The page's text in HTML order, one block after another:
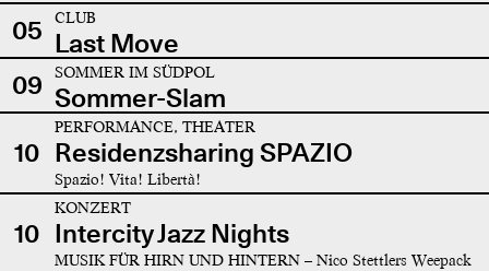
05 CLUB
Last Move
09
SOMMER IM SÜDPOL
Sommer-Slam
10
PERFORMANCE, THEATER
Residenzsharing SPAZIO
Spazio! Vita! Libertà!
10
KONZERT
Intercity Jazz Nights
MUSIK FÜR HIRN UND HINTERN – Nico Stettlers Weepack